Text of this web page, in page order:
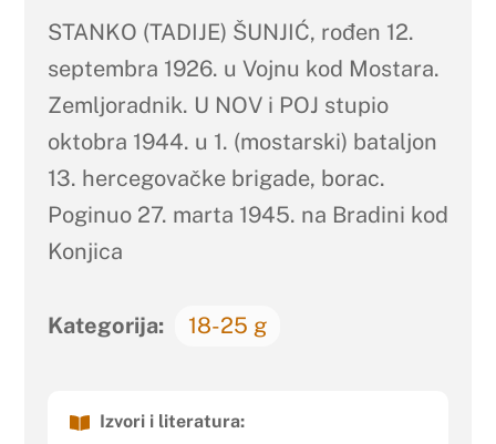
STANKO (TADIJE) ŠUNJIĆ, rođen 12.
septembra 1926. u Vojnu kod Mostara.
Zemljoradnik. U NOV i POJ stupio
oktobra 1944. u 1. (mostarski) bataljon
13. hercegovačke brigade, borac.
Poginuo 27. marta 1945. na Bradini kod
Konjica
Kategorija: 18-25 g
Izvori i literatura: